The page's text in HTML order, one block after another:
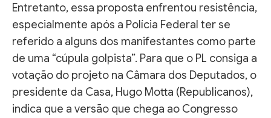
Entretanto, essa proposta enfrentou resistência,
especialmente após a Polícia Federal ter se
referido a alguns dos manifestantes como parte
de uma “cúpula golpista”. Para que o PL consiga a
votação do projeto na Câmara dos Deputados, o
presidente da Casa, Hugo Motta (Republicanos),
indica que a versão que chega ao Congresso